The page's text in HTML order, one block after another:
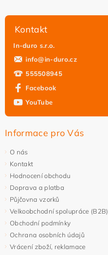
Kontakt
In-duro s.r.o.
info@in-duro.cz
555508945
Facebook
YouTube
Informace pro Vás
O nás
Kontakt
Hodnocení obchodu
Doprava a platba
Půjčovna vzorků
Velkoobchodní spolupráce (B2B)
Obchodní podmínky
Ochrana osobních údajů
Vrácení zboží, reklamace